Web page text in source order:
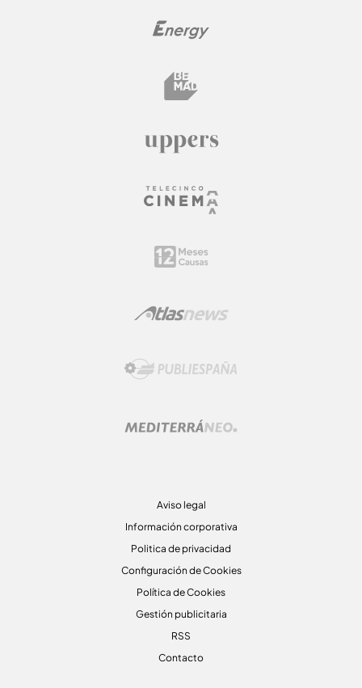
Aviso legal
Información corporativa
Politica de privacidad
Configuración de Cookies
Política de Cookies
Gestión publicitaria
RSS
Contacto